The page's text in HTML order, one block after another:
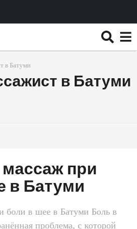
в Батуми
в Батуми
при
в Батуми
боли в шее в Батуми Боль в
проблема, с которой